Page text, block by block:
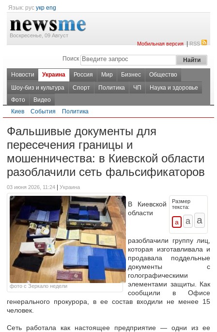
Язык: рус укр eng
Воскресенье, 09 Август
Мобильная версия|RSS
Поиск
Новости Украина Россия Мир Бизнес
Общество
Шоу-биз и культура
Спорт Политика ЧП
Наука и здоровье
Фото
Видео
Киев
События Политика
Фальшивые документы для
пересечения границы и
мошенничества: в Киевской области
разоблачили сеть фальсификаторов
03 июня 2026, 11:24 Украина
фото с Зеркало недели
Размер
текста:
В Киевской
области
разоблачили группу лиц,
которая изготавливала и
продавала поддельные
документы с
голографическими
элементами защиты. Как
сообщили в Офисе
генерального прокурора, в ее состав входили не менее 15
человек.
Сеть работала как настоящее предприятие — одни из ее